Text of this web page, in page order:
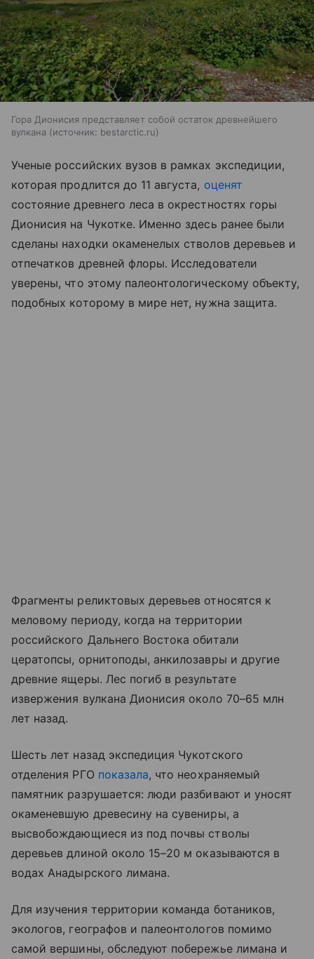
Гора Дионисия представляет собой остаток древнейшего
вулкана
источник: bestarctic.ru
Ученые российских вузов в рамках экспедиции,
которая продлится до 11 августа, оценят
состояние древнего леса в окрестностях горы
Дионисия на Чукотке. Именно здесь ранее были
сделаны находки окаменелых стволов деревьев и
отпечатков древней флоры. Исследователи
уверены, что этому палеонтологическому объекту,
подобных которому в мире нет, нужна защита.
Фрагменты реликтовых деревьев относятся к
меловому периоду, когда на территории
российского Дальнего Востока обитали
цератопсы, орнитоподы, анкилозавры и другие
древние ящеры. Лес погиб в результате
извержения вулкана Дионисия около 70–65 млн
лет назад.
Шесть лет назад экспедиция Чукотского
отделения РГО показала, что неохраняемый
памятник разрушается: люди разбивают и уносят
окаменевшую древесину на сувениры, а
высвобождающиеся из под почвы стволы
деревьев длиной около 15–20 м оказываются в
водах Анадырского лимана.
Для изучения территории команда ботаников,
экологов, географов и палеонтологов помимо
самой вершины, обследуют побережье лимана и